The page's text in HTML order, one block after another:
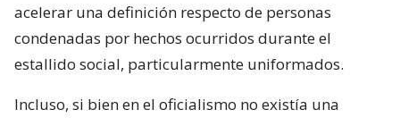
acelerar una definición respecto de personas
condenadas por hechos ocurridos durante el
estallido social, particularmente uniformados.
Incluso, si bien en el oficialismo no existía una